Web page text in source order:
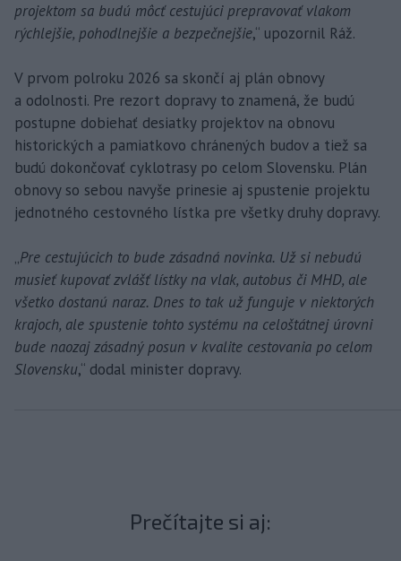
projektom sa budú môcť cestujúci prepravovať vlakom
rýchlejšie, pohodlnejšie a bezpečnejšie,“ upozornil Ráž.
V prvom polroku 2026 sa skončí aj plán obnovy
a odolnosti. Pre rezort dopravy to znamená, že budú
postupne dobiehať desiatky projektov na obnovu
historických a pamiatkovo chránených budov a tiež sa
budú dokončovať cyklotrasy po celom Slovensku. Plán
obnovy so sebou navyše prinesie aj spustenie projektu
jednotného cestovného lístka pre všetky druhy dopravy.
„Pre cestujúcich to bude zásadná novinka. Už si nebudú
musieť kupovať zvlášť lístky na vlak, autobus či MHD, ale
všetko dostanú naraz. Dnes to tak už funguje v niektorých
krajoch, ale spustenie tohto systému na celoštátnej úrovni
bude naozaj zásadný posun v kvalite cestovania po celom
Slovensku,“ dodal minister dopravy.
Prečítajte si aj: